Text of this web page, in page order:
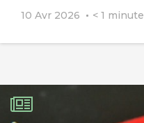
10 Avr 2026 < 1 minute